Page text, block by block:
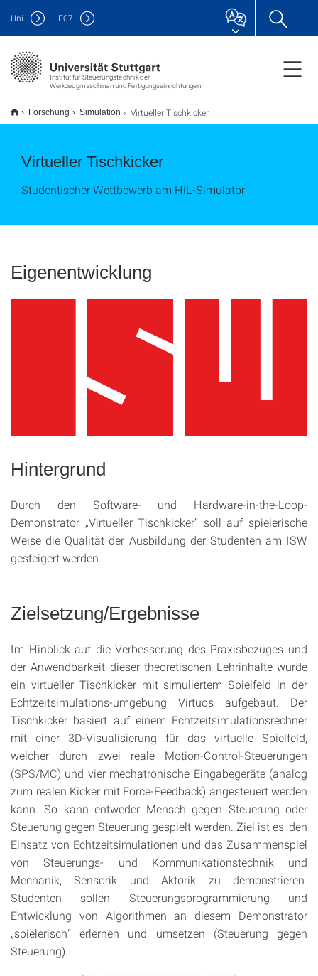
Institut für Steuerungstechnik der
Werkzeugmaschinen und Fertigungseinrichtungen
Uni F07
Forschung Simulation Virtueller Tischkicker
Virtueller Tischkicker
Studentischer Wettbewerb am HiL-Simulator
Eigenentwicklung
Hintergrund
Durch den Software- und Hardware-in-the-Loop-
Demonstrator „Virtueller Tischkicker“ soll auf spielerische
Weise die Qualität der Ausbildung der Studenten am ISW
gesteigert werden.
Zielsetzung/Ergebnisse
Im Hinblick auf die Verbesserung des Praxisbezuges und
der Anwendbarkeit dieser theoretischen Lehrinhalte wurde
ein virtueller Tischkicker mit simuliertem Spielfeld in der
Echtzeitsimulations-umgebung Virtuos aufgebaut. Der
Tischkicker basiert auf einem Echtzeitsimulationsrechner
mit einer 3D-Visualisierung für das virtuelle Spielfeld,
welcher durch zwei reale Motion-Control-Steuerungen
(SPS/MC) und vier mechatronische Eingabegeräte (analog
zum realen Kicker mit Force-Feedback) angesteuert werden
kann. So kann entweder Mensch gegen Steuerung oder
Steuerung gegen Steuerung gespielt werden. Ziel ist es, den
Einsatz von Echtzeitsimulationen und das Zusammenspiel
von Steuerungs- und Kommunikationstechnik und
Mechanik, Sensorik und Aktorik zu demonstrieren.
Studenten sollen Steuerungsprogrammierung und
Entwicklung von Algorithmen an diesem Demonstrator
„spielerisch“ erlernen und umsetzen (Steuerung gegen
Steuerung).